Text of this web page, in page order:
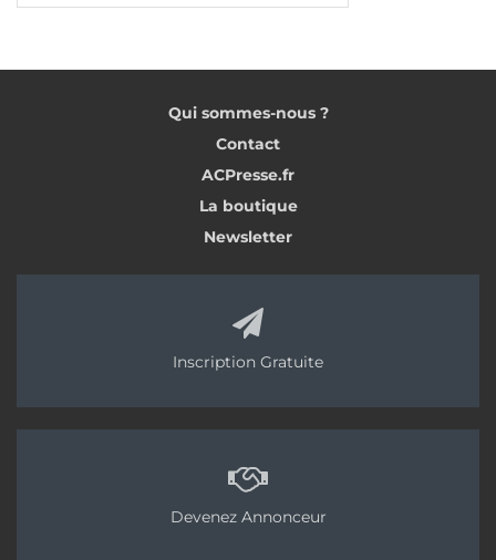
Qui sommes-nous ?
Contact
ACPresse.fr
La boutique
Newsletter
Inscription Gratuite
Devenez Annonceur